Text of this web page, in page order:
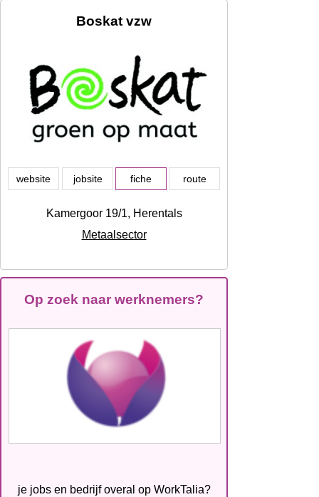
Boskat vzw
website jobsite fiche route
Kamergoor 19/1, Herentals
Metaalsector
Op zoek naar werknemers?
je jobs en bedrijf overal op WorkTalia?